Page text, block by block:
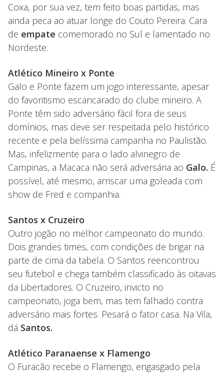
Coxa, por sua vez, tem feito boas partidas, mas
ainda peca ao atuar longe do Couto Pereira. Cara
de empate comemorado no Sul e lamentado no
Nordeste.
Atlético Mineiro x Ponte
Galo e Ponte fazem um jogo interessante, apesar
do favoritismo escancarado do clube mineiro. A
Ponte têm sido adversário fácil fora de seus
domínios, mas deve ser respeitada pelo histórico
recente e pela belíssima campanha no Paulistão.
Mas, infelizmente para o lado alvinegro de
Campinas, a Macaca não será adversária ao Galo. É
possível, até mesmo, arriscar uma goleada com
show de Fred e companhia.
Santos x Cruzeiro
Outro jogão no melhor campeonato do mundo.
Dois grandes times, com condições de brigar na
parte de cima da tabela. O Santos reencontrou
seu futebol e chega também classificado às oitavas
da Libertadores. O Cruzeiro, invicto no
campeonato, joga bem, mas tem falhado contra
adversário mais fortes. Pesará o fator casa. Na Vila,
dá Santos.
Atlético Paranaense x Flamengo
O Furacão recebe o Flamengo, engasgado pela